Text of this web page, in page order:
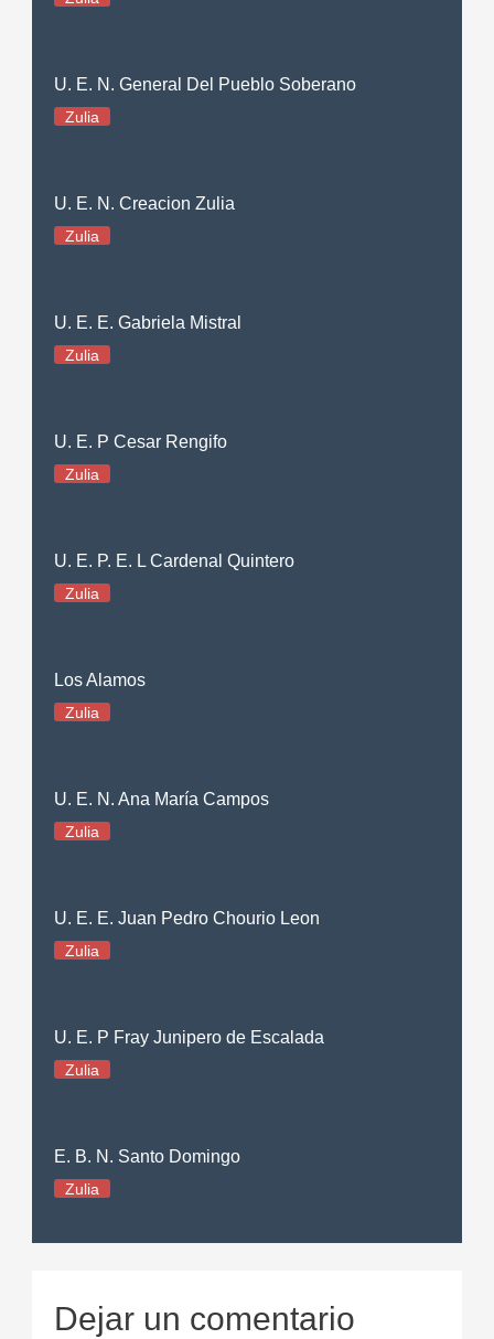
U. E. N. General Del Pueblo Soberano
Zulia
U. E. N. Creacion Zulia
Zulia
U. E. E. Gabriela Mistral
Zulia
U. E. P Cesar Rengifo
Zulia
U. E. P. E. L Cardenal Quintero
Zulia
Los Alamos
Zulia
U. E. N. Ana María Campos
Zulia
U. E. E. Juan Pedro Chourio Leon
Zulia
U. E. P Fray Junipero de Escalada
Zulia
E. B. N. Santo Domingo
Zulia
Dejar un comentario